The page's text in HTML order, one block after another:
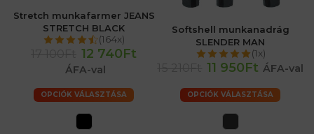
Stretch munkafarmer JEANS
STRETCH BLACK
(164x)
12 740Ft
ÁFA-val
OPCIÓK VÁLASZTÁSA
Softshell munkanadrág
SLENDER MAN
(1x)
11 950Ft ÁFA-val
OPCIÓK VÁLASZTÁSA